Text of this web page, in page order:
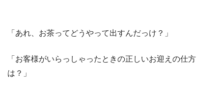
「あれ、お茶ってどうやって出すんだっけ？」
「お客様がいらっしゃったときの正しいお迎えの仕方
は？」